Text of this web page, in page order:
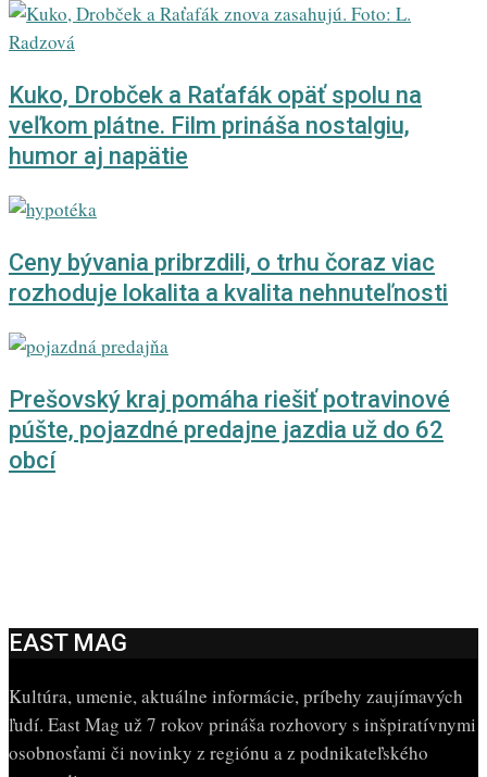
Kuko, Drobček a Raťafák opäť spolu na
veľkom plátne. Film prináša nostalgiu,
humor aj napätie
Ceny bývania pribrzdili, o trhu čoraz viac
rozhoduje lokalita a kvalita nehnuteľnosti
Prešovský kraj pomáha riešiť potravinové
púšte, pojazdné predajne jazdia už do 62
obcí
EAST MAG
Kultúra, umenie, aktuálne informácie, príbehy zaujímavých
ľudí. East Mag už 7 rokov prináša rozhovory s inšpiratívnymi
osobnosťami či novinky z regiónu a z podnikateľského